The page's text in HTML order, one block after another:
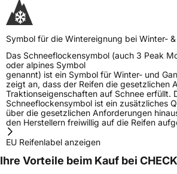
Symbol für die Wintereignung bei Winter-
Das Schneeflockensymbol (auch 3 Peak
oder alpines Symbol
genannt) ist ein Symbol für Winter- und
zeigt an, dass der Reifen die gesetzlichen
Traktionseigenschaften auf Schnee erfüllt.
Schneeflockensymbol ist ein zusätzliches
über die gesetzlichen Anforderungen
den Herstellern freiwillig auf die Reifen
EU Reifenlabel anzeigen
Ihre Vorteile beim Kauf bei